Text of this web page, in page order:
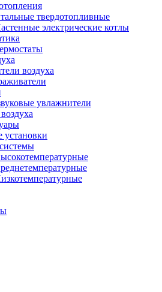
твердотопливные
электрические котлы
воздуха
увлажнители
установки